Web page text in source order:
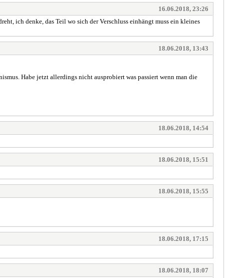
16.06.2018, 23:26
ich denke, das Teil wo sich der Verschluss einhängt muss ein kleines
18.06.2018, 13:43
Habe jetzt allerdings nicht ausprobiert was passiert wenn man die
18.06.2018, 14:54
18.06.2018, 15:51
18.06.2018, 15:55
18.06.2018, 17:15
18.06.2018, 18:07